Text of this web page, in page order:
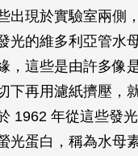
出現於實驗室兩側
光的維多利亞管水
，這些是由許多像
下再用濾紙擠壓，
1962 年從這些發
光蛋白，稱為水母素